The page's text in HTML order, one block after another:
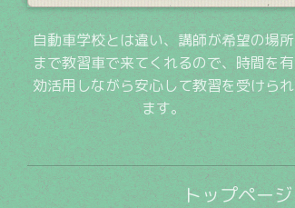
自動車学校とは違い、講師が希望の場所
まで教習車で来てくれるので、時間を有
効活用しながら安心して教習を受けられ
ます。
トップページ